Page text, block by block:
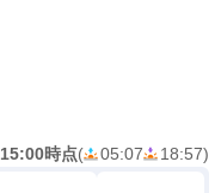
15:00時点( 05:07 18:57)